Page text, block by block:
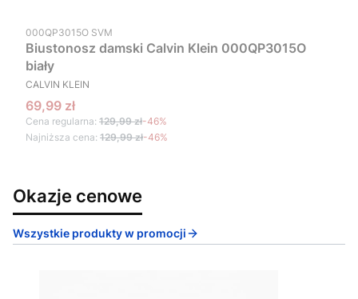
Kod produktu
000QP3015O SVM
Biustonosz damski Calvin Klein 000QP3015O
biały
PRODUCENT
CALVIN KLEIN
Cena promocyjna
69,99 zł
Cena regularna: 129,99 zł-46%
Najniższa cena: 129,99 zł-46%
Okazje cenowe
Wszystkie produkty w promocji